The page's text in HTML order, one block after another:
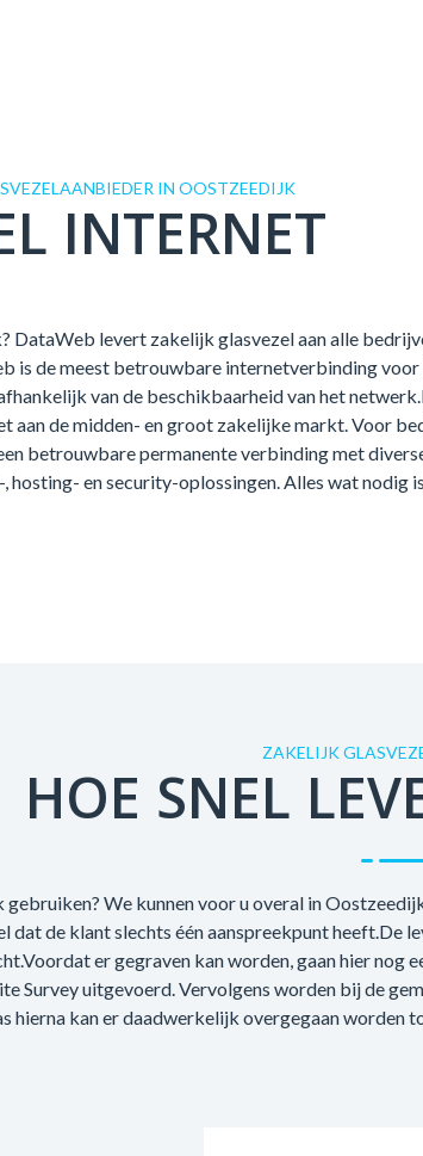
IN OOSTZEEDIJK
INTERNET
DataWeb levert zakelijk glasvezel aan alle
is de meest betrouwbare internetverbinding
van de beschikbaarheid van het
aan de midden- en groot zakelijke markt. Voor
betrouwbare permanente verbinding met
, hosting- en security-oplossingen. Alles wat nodig
ZAKELIJK
HOE SNEL
We kunnen voor u overal in
dat de klant slechts één aanspreekpunt heeft.De
er gegraven kan worden, gaan hier nog
Survey uitgevoerd. Vervolgens worden bij de
hierna kan er daadwerkelijk overgegaan worden